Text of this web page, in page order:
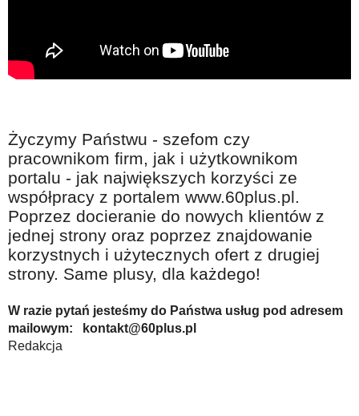
Życzymy Państwu - szefom czy
pracownikom firm, jak i użytkownikom
portalu - jak największych korzyści ze
współpracy z portalem www.60plus.pl.
Poprzez docieranie do nowych klientów z
jednej strony oraz poprzez znajdowanie
korzystnych i użytecznych ofert z drugiej
strony. Same plusy, dla każdego!
W razie pytań jesteśmy do Państwa usług pod adresem
mailowym: kontakt@60plus.pl
Redakcja